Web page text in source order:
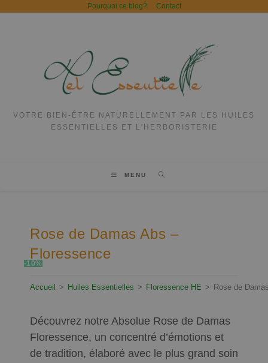
Pourquoi ce blog? Contact
VOTRE BIEN-ÊTRE NATURELLEMENT PAR LES HUILES
ESSENTIELLES ET L'HERBORISTERIE
MENU
-10%
Rose de Damas Abs –
Floressence
Accueil > Huiles Essentielles > Floressence HE > Rose de
Découvrez notre Absolue Rose de Damas
Floressence, un concentré d’émotions et
de tradition, élaboré avec le plus grand soin